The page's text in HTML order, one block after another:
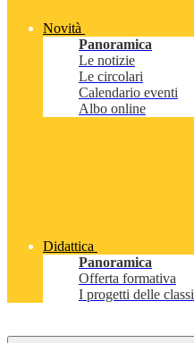
Novità
Panoramica
Le notizie
Le circolari
Calendario eventi
Albo online
Didattica
Panoramica
Offerta formativa
I progetti delle classi